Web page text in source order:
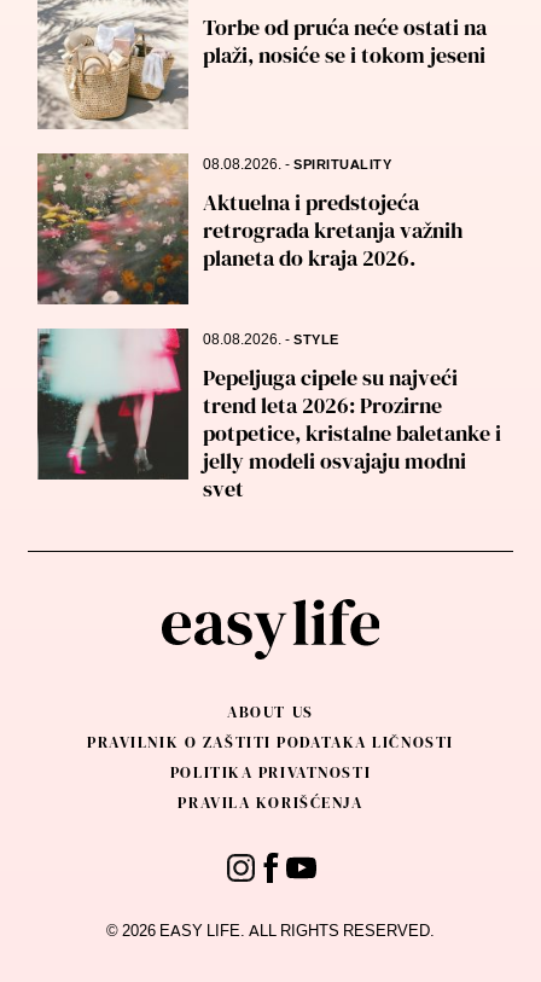
Torbe od pruća neće ostati na
plaži, nosiće se i tokom jeseni
08.08.2026.-SPIRITUALITY
Aktuelna i predstojeća
retrograda kretanja važnih
planeta do kraja 2026.
08.08.2026.-STYLE
Pepeljuga cipele su najveći
trend leta 2026: Prozirne
potpetice, kristalne baletanke i
jelly modeli osvajaju modni
svet
ABOUT US
PRAVILNIK O ZAŠTITI PODATAKA LIČNOSTI
POLITIKA PRIVATNOSTI
PRAVILA KORIŠĆENJA
© 2026 EASY LIFE. ALL RIGHTS RESERVED.